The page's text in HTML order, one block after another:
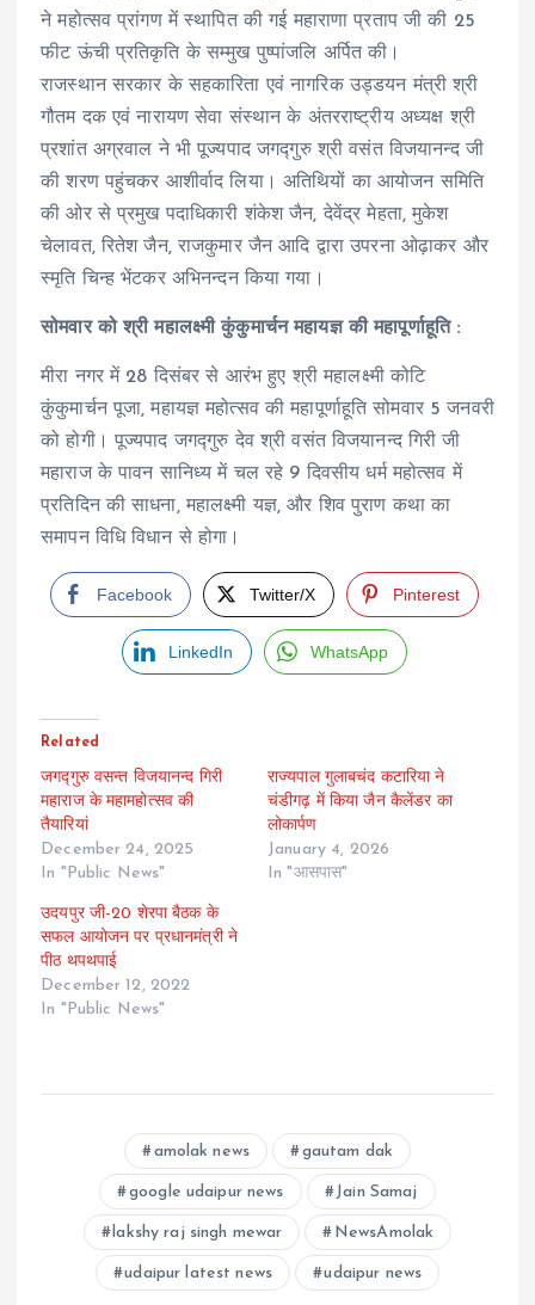
ने महोत्सव प्रांगण में स्थापित की गई महाराणा प्रताप जी की 25
फीट ऊंची प्रतिकृति के सम्मुख पुष्पांजलि अर्पित की।
राजस्थान सरकार के सहकारिता एवं नागरिक उड्डयन मंत्री श्री
गौतम दक एवं नारायण सेवा संस्थान के अंतरराष्ट्रीय अध्यक्ष श्री
प्रशांत अग्रवाल ने भी पूज्यपाद जगद्गुरु श्री वसंत विजयानन्द जी
की शरण पहुंचकर आशीर्वाद लिया। अतिथियों का आयोजन समिति
की ओर से प्रमुख पदाधिकारी शंकेश जैन, देवेंद्र मेहता, मुकेश
चेलावत, रितेश जैन, राजकुमार जैन आदि द्वारा उपरना ओढ़ाकर और
स्मृति चिन्ह भेंटकर अभिनन्दन किया गया।
सोमवार को श्री महालक्ष्मी कुंकुमार्चन महायज्ञ की महापूर्णाहूति :
मीरा नगर में 28 दिसंबर से आरंभ हुए श्री महालक्ष्मी कोटि
कुंकुमार्चन पूजा, महायज्ञ महोत्सव की महापूर्णाहूति सोमवार 5 जनवरी
को होगी। पूज्यपाद जगद्गुरु देव श्री वसंत विजयानन्द गिरी जी
महाराज के पावन सानिध्य में चल रहे 9 दिवसीय धर्म महोत्सव में
प्रतिदिन की साधना, महालक्ष्मी यज्ञ, और शिव पुराण कथा का
समापन विधि विधान से होगा।
Facebook Twitter/X Pinterest
LinkedIn WhatsApp
Related
जगद्गुरु वसन्त विजयानन्द गिरी
महाराज के महामहोत्सव की
तैयारियां
December 24, 2025
In "Public News"
राज्यपाल गुलाबचंद कटारिया ने
चंडीगढ़ में किया जैन कैलेंडर का
लोकार्पण
January 4, 2026
In "आसपास"
उदयपुर जी-20 शेरपा बैठक के
सफल आयोजन पर प्रधानमंत्री ने
पीठ थपथपाई
December 12, 2022
In "Public News"
amolak news gautam dak
google udaipur news Jain Samaj
lakshy raj singh mewar NewsAmolak
udaipur latest news udaipur news